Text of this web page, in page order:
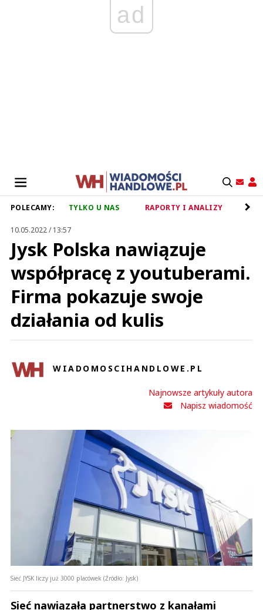
ad
POLECAMY: TYLKO U NAS RAPORTY I ANALIZY
10.05.2022 / 13:57
Jysk Polska nawiązuje
współpracę z youtuberami.
Firma pokazuje swoje
działania od kulis
WIADOMOSCIHANDLOWE.PL
Najnowsze artykuły autora
Napisz wiadomość
Sieć JYSK liczy już 3000 placówek (Źródło: Jysk)
Sieć nawiązała partnerstwo z kanałami